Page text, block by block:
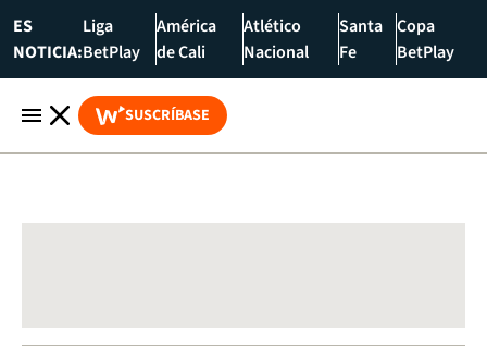
ES
NOTICIA:
Liga
BetPlay
América
de Cali
Atlético
Nacional
Santa
Fe
Copa
BetPlay
SUSCRÍBASE